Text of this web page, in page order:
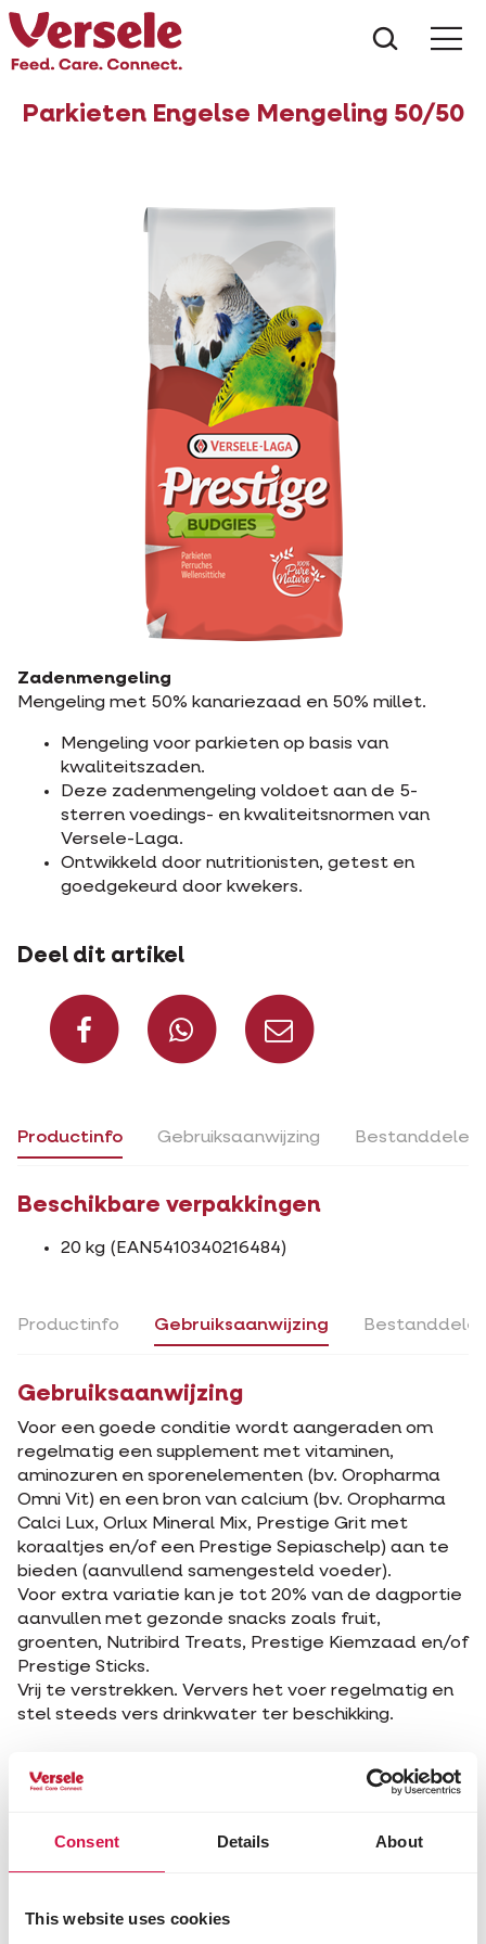
Consent Details About
This website uses cookies
Parkieten Engelse Mengeling 50/50
Zadenmengeling
Mengeling met 50% kanariezaad en 50% millet.
Mengeling voor parkieten op basis van
kwaliteitszaden.
Deze zadenmengeling voldoet aan de 5-
sterren voedings- en kwaliteitsnormen van
Versele-Laga.
Ontwikkeld door nutritionisten, getest en
goedgekeurd door kwekers.
Deel dit artikel
Deel op Facebook
Deel via
Productinfo Gebruiksaanwijzing Bestanddelen
Beschikbare verpakkingen
20 kg (EAN5410340216484)
Productinfo Gebruiksaanwijzing
Gebruiksaanwijzing
Voor een goede conditie wordt aangeraden om
regelmatig een supplement met vitaminen,
aminozuren en sporenelementen (bv. Oropharma
Omni Vit) en een bron van calcium (bv. Oropharma
Calci Lux, Orlux Mineral Mix, Prestige Grit met
koraaltjes en/of een Prestige Sepiaschelp) aan te
bieden (aanvullend samengesteld voeder).
Voor extra variatie kan je tot 20% van de dagportie
aanvullen met gezonde snacks zoals fruit,
groenten, Nutribird Treats, Prestige Kiemzaad en/of
Prestige Sticks.
Vrij te verstrekken. Ververs het voer regelmatig en
stel steeds vers drinkwater ter beschikking.
Samenstelling
kanariezaad